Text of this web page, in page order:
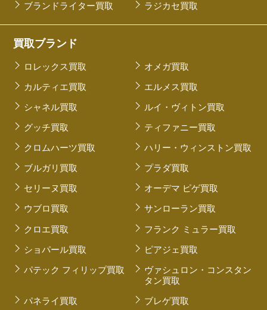
ブランドライター買取 ラジカセ買取
買取ブランド
ロレックス買取 オメガ買取
カルティエ買取 エルメス買取
シャネル買取 ルイ・ヴィトン買取
グッチ買取 ティファニー買取
クロムハーツ買取 ハリー・ウィンストン買取
ブルガリ買取 プラダ買取
セリーヌ買取 オーデマ ピゲ買取
ウブロ買取 サンローラン買取
クロエ買取 フランク ミュラー買取
ショパール買取 ピアジェ買取
パテック フィリップ買取
ヴァシュロン・コンスタン
タン買取
パネライ買取 ブレゲ買取